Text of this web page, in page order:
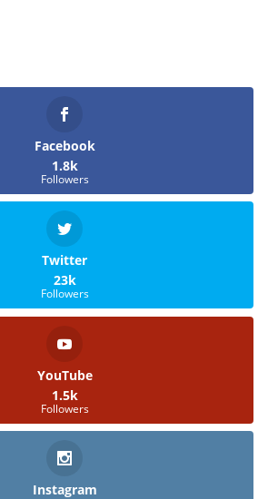
Facebook
1.8k
Followers
Twitter
23k
Followers
YouTube
1.5k
Followers
Instagram